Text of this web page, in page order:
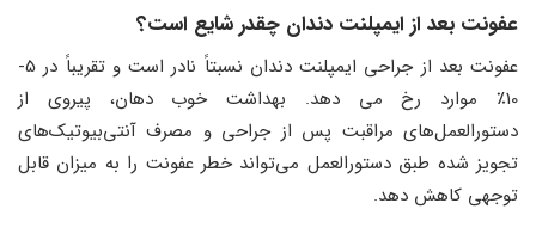
عفونت بعد از ایمپلنت دندان چقدر شایع است؟
عفونت بعد از جراحی ایمپلنت دندان نسبتاً نادر است و تقریباً در 5-
10٪ موارد رخ می دهد. بهداشت خوب دهان، پیروی از
دستورالعمل‌های مراقبت پس از جراحی و مصرف آنتی‌بیوتیک‌های
تجویز شده طبق دستورالعمل می‌تواند خطر عفونت را به میزان قابل
توجهی کاهش دهد.